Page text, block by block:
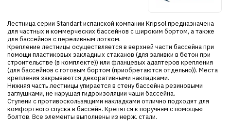
Лестница серии Standart испанской компании Kripsol предназначена
для частных и коммерческих бассейнов с широким бортом, а также
для бассейнов с переливным лотком.
Крепление лестницы осуществляется в верхней части бассейна при
помощи пластиковых закладных стаканов (для заливки в бетон при
строительстве (в комплекте)) или фланцевых адаптеров крепления
(для бассейнов с готовым бортом (приобретаются отдельно)). Места
крепления закрываются декоративными накладками.
Нижняя часть лестницы упирается в стену бассейна резиновыми
заглушками, не нарушая гидроизоляции чаши бассейна.
Ступени с противоскользящими накладками отлично подходят для
комфортного спуска в бассейн. Крепятся к поручням с помощью
болтов. Все элементы выполнены из нерж. стали.